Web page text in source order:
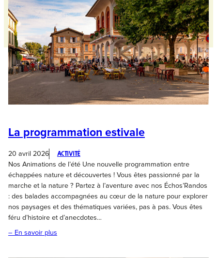
La programmation estivale
20 avril 2026 Activité
Nos Animations de l’été Une nouvelle programmation entre
échappées nature et découvertes ! Vous êtes passionné par la
marche et la nature ? Partez à l’aventure avec nos Échos’Randos
: des balades accompagnées au cœur de la nature pour explorer
nos paysages et des thématiques variées, pas à pas. Vous êtes
féru d’histoire et d’anecdotes…
– En savoir plus